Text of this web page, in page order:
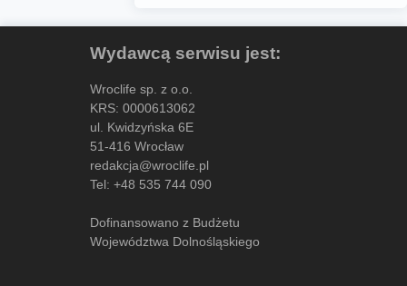
Wydawcą serwisu jest:
Wroclife sp. z o.o.
KRS: 0000613062
ul. Kwidzyńska 6E
51-416 Wrocław
redakcja@wroclife.pl
Tel: +48 535 744 090
Dofinansowano z Budżetu
Województwa Dolnośląskiego